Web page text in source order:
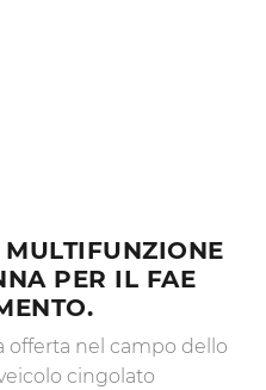
PER IL FAE
offerta nel campo dello
cingolato